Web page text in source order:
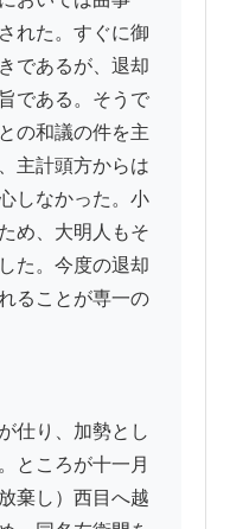
れた。すぐに御
であるが、退却
である。そうで
の和議の件を主
主計頭方からは
しなかった。小
め、大明人もそ
た。今度の退却
ることが専一の
仕り、加勢とし
ところが十一月
棄し）西目へ越